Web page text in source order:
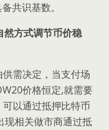
共识基数。
然方式调节币价稳
需决定，当支付场
价格恒定,就需要
以通过抵押比特币
现相关做市商通过抵